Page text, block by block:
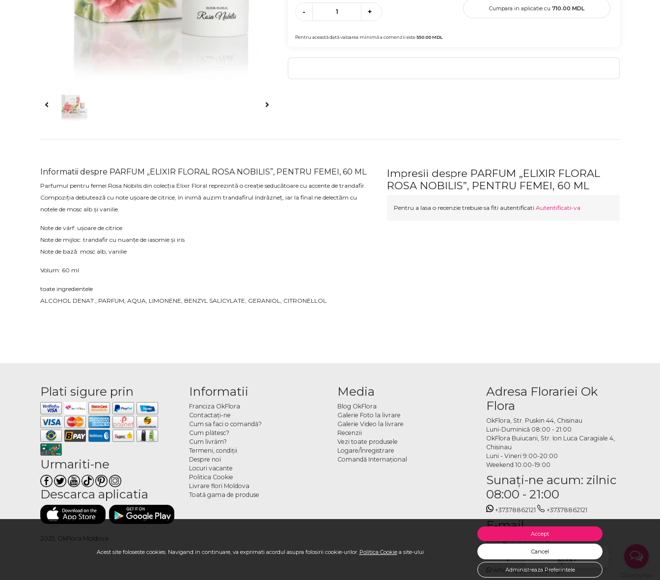
Acest site foloseste cookies. Navigand in continuare, va exprimati acordul asupra folosirii cookie-urilor. Politica Cookiea site-ului
Accept
Cancel
Administreaza Preferintele
- +
Pentru această dată valoarea minimă a comenzii este550.00MDL
Cumpara in aplicatie cu710.00 MDL
Informatii despre PARFUM „ELIXIR FLORAL ROSA NOBILIS”, PENTRU FEMEI, 60 ML
Parfumul pentru femei Rosa Nobilis din colecția Elixir Floral reprezintă o creație seducătoare cu accente de trandafir.
Compoziția debutează cu note ușoare de citrice, în inimă auzim trandafirul îndrăzneț, iar la final ne delectăm cu
notele de mosc alb și vanilie.
Note de vârf: ușoare de citrice
Note de mijloc: trandafir cu nuanțe de iasomie și iris
Note de bază: mosc alb, vanilie
Volum: 60 ml
toate ingredientele
ALCOHOL DENAT., PARFUM, AQUA, LIMONENE, BENZYL SALICYLATE, GERANIOL, CITRONELLOL
Impresii despre PARFUM „ELIXIR FLORAL
ROSA NOBILIS”, PENTRU FEMEI, 60 ML
Pentru a lasa o recenzie trebuie sa fiti autentificati Autentificati-va
Plati sigure prin
Urmariti-ne
Descarca aplicatia
2025, OkFlora Moldova
Informatii
Franciza OkFlora
Contactaţi-ne
Cum sa faci o comandă?
Cum plătesc?
Cum livrăm?
Termeni, condiţii
Despre noi
Locuri vacante
Politica Cookie
Livrare flori Moldova
Toată gama de produse
Media
Blog OkFlora
Galerie Foto la livrare
Galerie Video la livrare
Recenzii
Vezi toate produsele
Logare/Înregistrare
Comandă Internațional
Adresa Florariei Ok
Flora
OkFlora, Str. Puskin 44, Chisinau
Luni-Duminică 08:00 - 21:00
OkFlora Buiucani, Str. Ion Luca Caragiale 4,
Chisinau
Luni - Vineri 9:00-20:00
Weekend 10:00-19:00
Sunaţi-ne acum: zilnic
08:00 - 21:00
+37378862121 +37378862121
E-mail
office@livrareflori.md
Ne puteți contacta:
whatsapp, messenger
Salut, cu ce te putem
ajuta?